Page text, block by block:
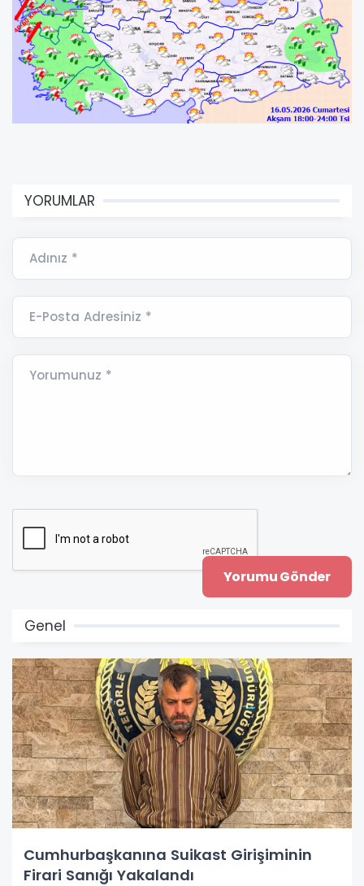
YORUMLAR
Adınız *
E-Posta Adresiniz *
Yorumunuz *
Genel
Cumhurbaşkanına Suikast Girişiminin
Firari Sanığı Yakalandı